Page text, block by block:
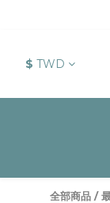
$ TWD
全部商品 /